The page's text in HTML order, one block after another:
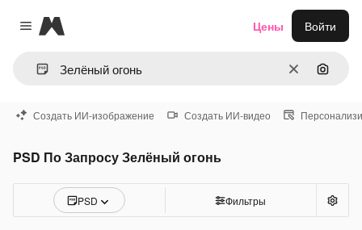
Close menu
Magnific
ОчиститьПоиск
Цены Войти
Создать ИИ-изображение Создать ИИ-видео
PSD По Запросу Зелёный огонь
PSD Фильтры